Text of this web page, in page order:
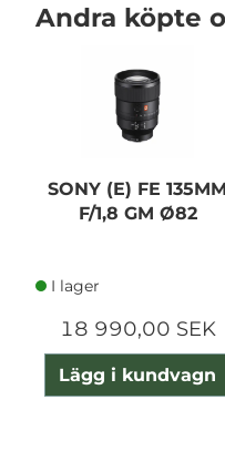
Andra köpte
SONY (E) FE 135MM
F/1,8 GM Ø82
I lager
18 990,00 SEK
Lägg i kundvagn